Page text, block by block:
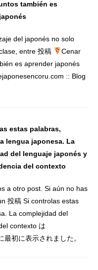
también es
del japonés no solo
entre 投稿
Cenar
es aprender japonés
:: Blog
estas palabras,
lengua japonesa. La
del lenguaje japonés y
del contexto
a otro post. Si aún no has
投稿 Si controlas estas
La complejidad del
contexto は
初に表示されました。